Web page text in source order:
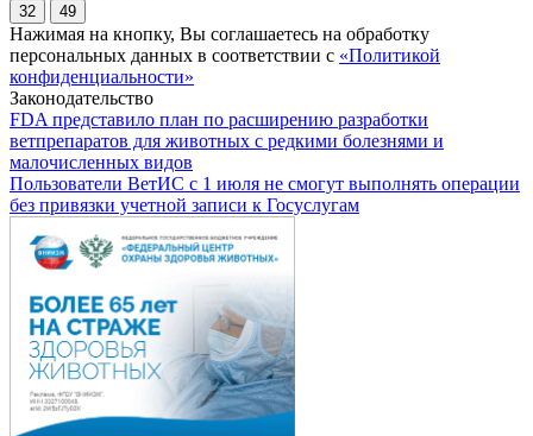
32 49
Нажимая на кнопку, Вы соглашаетесь на обработку
персональных данных в соответствии с «Политикой
конфиденциальности»
Законодательство
FDA представило план по расширению разработки
ветпрепаратов для животных с редкими болезнями и
малочисленных видов
Пользователи ВетИС с 1 июля не смогут выполнять операции
без привязки учетной записи к Госуслугам